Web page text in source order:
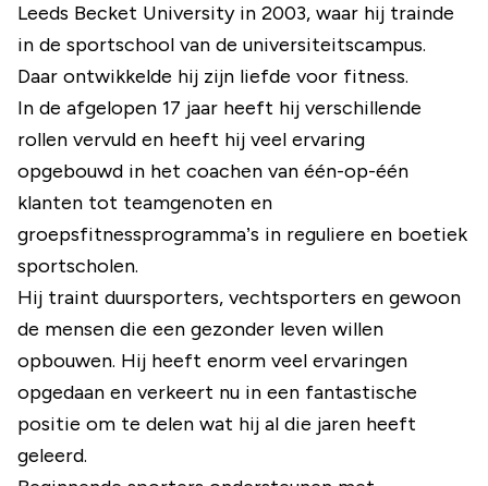
Leeds Becket University in 2003, waar hij trainde
in de sportschool van de universiteitscampus.
Daar ontwikkelde hij zijn liefde voor fitness.
In de afgelopen 17 jaar heeft hij verschillende
rollen vervuld en heeft hij veel ervaring
opgebouwd in het coachen van één-op-één
klanten tot teamgenoten en
groepsfitnessprogramma’s in reguliere en boetiek
sportscholen.
Hij traint duursporters, vechtsporters en gewoon
de mensen die een gezonder leven willen
opbouwen. Hij heeft enorm veel ervaringen
opgedaan en verkeert nu in een fantastische
positie om te delen wat hij al die jaren heeft
geleerd.